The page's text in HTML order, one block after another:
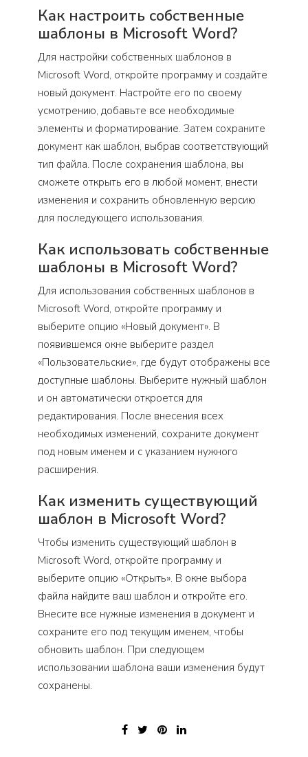
Как настроить собственные
шаблоны в Microsoft Word?
Для настройки собственных шаблонов в
Microsoft Word, откройте программу и создайте
новый документ. Настройте его по своему
усмотрению, добавьте все необходимые
элементы и форматирование. Затем сохраните
документ как шаблон, выбрав соответствующий
тип файла. После сохранения шаблона, вы
сможете открыть его в любой момент, внести
изменения и сохранить обновленную версию
для последующего использования.
Как использовать собственные
шаблоны в Microsoft Word?
Для использования собственных шаблонов в
Microsoft Word, откройте программу и
выберите опцию «Новый документ». В
появившемся окне выберите раздел
«Пользовательские», где будут отображены все
доступные шаблоны. Выберите нужный шаблон
и он автоматически откроется для
редактирования. После внесения всех
необходимых изменений, сохраните документ
под новым именем и с указанием нужного
расширения.
Как изменить существующий
шаблон в Microsoft Word?
Чтобы изменить существующий шаблон в
Microsoft Word, откройте программу и
выберите опцию «Открыть». В окне выбора
файла найдите ваш шаблон и откройте его.
Внесите все нужные изменения в документ и
сохраните его под текущим именем, чтобы
обновить шаблон. При следующем
использовании шаблона ваши изменения будут
сохранены.